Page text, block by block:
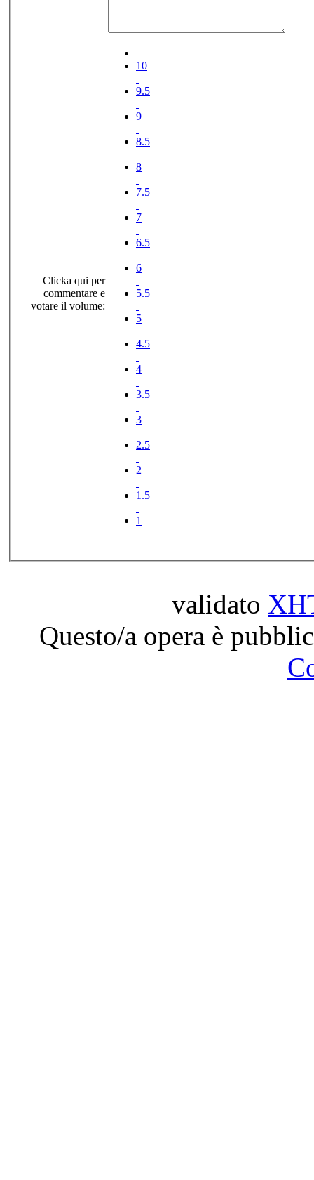
Clicka qui per
commentare e
votare il volume:
10
9.5
9
8.5
8
7.5
7
6.5
6
5.5
5
4.5
4
3.5
3
2.5
2
1.5
1
validato
Questo/a opera è